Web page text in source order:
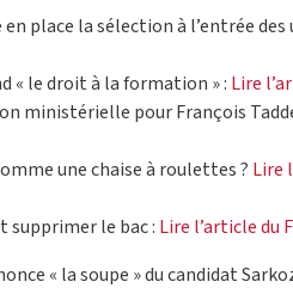
place la sélection à l’entrée des
« le droit à la formation » : Lire
ministérielle pour François
une chaise à roulettes ? Lire
supprimer le bac : Lire l’article du
« la soupe » du candidat